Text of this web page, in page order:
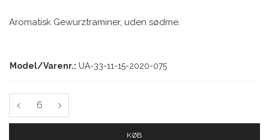
Aromatisk Gewurztraminer, uden sødme.
Model/Varenr.: UA-33-11-15-2020-075
KØB